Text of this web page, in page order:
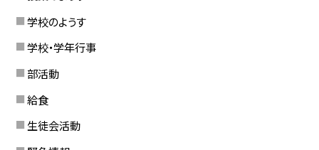
学校のようす
学校・学年行事
部活動
給食
生徒会活動